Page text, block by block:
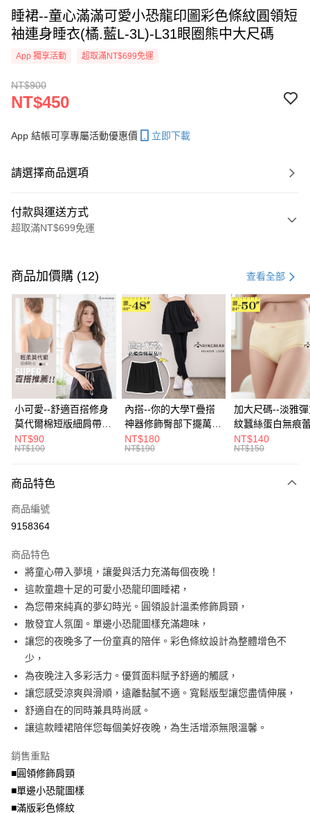
睡裙--童心滿滿可愛小恐龍印圖彩色條紋圓領短
袖連身睡衣(橘.藍L-3L)-L31眼圈熊中大尺碼
App 獨享活動 超取滿NT$699免運
NT$900
NT$450
App 結帳可享專屬活動優惠價 立即下載
請選擇商品選項
付款與運送方式
超取滿NT$699免運
信用卡一次付款
超商取貨付款
LINE Pay
Apple Pay
街口支付
悠遊付
Google Pay
全盈+PAY
大哥付你分期
【大哥付你分期使用說明】
1.本服務由台灣大哥大提供，台灣大哥大用戶可立即使用無須另外申請。
流程，驗證手機門號後，選擇欲分期的期數、繳款截止日，確認付款後即完
成交易。
3.實際核准額度、可分期數及費用金額請依後續交易確認頁面所載為準。
4.訂單成立30分鐘內，如未前往確認交易或遇審核未通過，訂單將自動取
法說明評估內容。
【繳款方式說明】
1.分期款項不併入電信帳單，「大哥付你分期」於每月結算日後寄送繳費提
醒簡訊。
2.透過簡訊連結打開帳單後，可選擇「超商條碼／台灣大直營門市／銀行轉
帳／街口支付／iPASS MONEY」等通路繳費。
【注意事項】
1.本服務係由「台灣大哥大股份有限公司」（以下簡稱本公司）所提供，讓
用戶於交易時，得透過本服務購買商品或服務，並由商店將買賣／分期付款
資料（包含姓名、電話或地址）提供予台灣大哥大進項蒐集、處理及利用，
由本公司與您本人進行分期帳單所需資料之確認、核對及更正。
3.完整用戶服務條款，請詳閱以下連結：
AFTEE先享後付
【關於「AFTEE先享後付」】
AFTEE先享後付是「在收到商品之後才付款」的支付方式。 讓您購物簡單
便利好安心！
１．簡單：不需註冊會員、不需綁卡、不需儲值。
２．便利：只要手機號碼，簡訊認證，即可結帳。
３．安心：先確認商品／服務後，再付款。
【「AFTEE先享後付」結帳流程】
１．於結帳方式選擇「AFTEE先享後付」後，將跳轉至「AFTEE先享後付」
２．訂單成立數日內，您將收到繳費通知簡訊。
３．收到繳費通知簡訊後14天內，點擊此簡訊中的連結，可透過四大超商／
ATM／網路銀行／等多元方式進行付款，方視為交易完成。
※ 請注意：結帳手續完成當下不需立刻繳費，但若您需要取消訂單，請聯絡
購買商品的店家。未經商家同意取消之訂單仍視為有效，需透過AFTEE先享
※ 交易是否成功請以「AFTEE先享後付 」之結帳頁面顯示為準，若有關於
是否繳費成功／繳費後需取消欲退款等相關疑問，請聯繫「AFTEE先享後付
客戶支援中心」
【注意事項】
ATM付款
全家取貨付款
每筆NT$70，滿NT$699(含以上)免運費
付款後全家取貨
7-11取貨付款
每筆NT$70，滿NT$799(含以上)免運費
付款後7-11取貨
每筆NT$70，滿NT$699(含以上)免運費
宅配
商品加價購 (12) 查看全部
小可愛--舒適百搭修身
莫代爾棉短版細肩帶素
色背心(白.黑.灰L-2L)-
U582眼圈熊中大尺碼
NT$90
NT$100
內搭--你的大學T疊搭
神器修飾臀部下擺萬用
內搭裙/遮臀裙(黑2L-
6L)-Q155眼圈熊中大
NT$180
NT$190
加大尺碼--淡雅
紋蠶絲蛋白無痕
角內褲(白.粉.藍.
3L)-L28眼圈熊中
NT$140
NT$150
商品特色
商品編號
9158364
商品特色
將童心帶入夢境，讓愛與活力充滿每個夜晚！
這款童趣十足的可愛小恐龍印圖睡裙，
為您帶來純真的夢幻時光。圓領設計溫柔修飾肩頸，
散發宜人氛圍。單邊小恐龍圖樣充滿趣味，
讓您的夜晚多了一份童真的陪伴。彩色條紋設計為整體增色不
少，
為夜晚注入多彩活力。優質面料賦予舒適的觸感，
讓您感受涼爽與滑順，遠離黏膩不適。寬鬆版型讓您盡情伸展，
舒適自在的同時兼具時尚感。
讓這款睡裙陪伴您每個美好夜晚，為生活增添無限溫馨。
銷售重點
■圓領修飾肩頸
■單邊小恐龍圖樣
■滿版彩色條紋